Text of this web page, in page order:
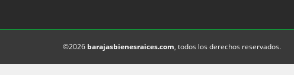
©2026 barajasbienesraices.com, todos los derechos reservados.